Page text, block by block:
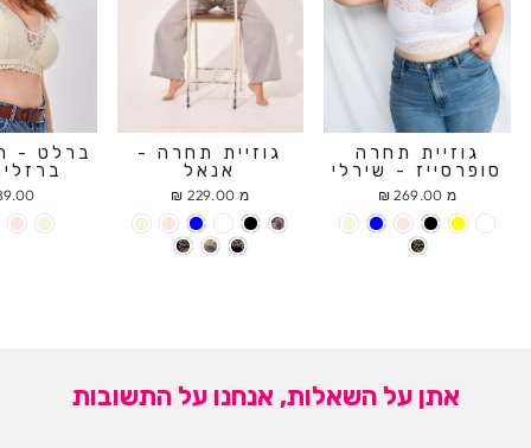
גוזיית תחרה
סופרסייז - שירלי
מ 269.00 ₪
גוזיית תחרה -
אנאל
מ 229.00 ₪
ברלט -
₪
אתן על השאלות, אנחנו על התשובות